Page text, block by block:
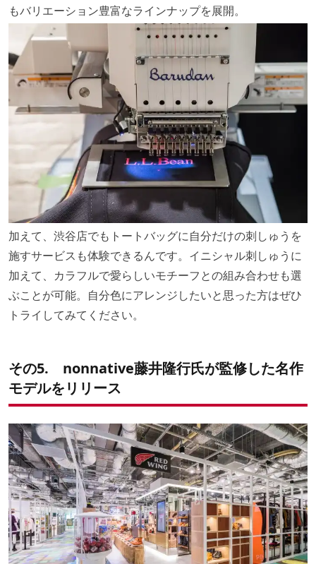
もバリエーション豊富なラインナップを展開。
加えて、渋谷店でもトートバッグに自分だけの刺しゅうを
施すサービスも体験できるんです。イニシャル刺しゅうに
加えて、カラフルで愛らしいモチーフとの組み合わせも選
ぶことが可能。自分色にアレンジしたいと思った方はぜひ
トライしてみてください。
その5. nonnative藤井隆行氏が監修した名作
モデルをリリース